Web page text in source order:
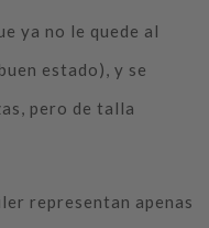
ya no le quede al
estado), y se
pero de talla
representan apenas